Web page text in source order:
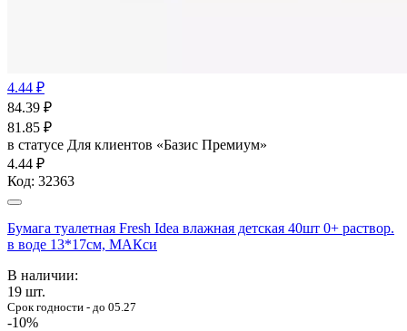
4.44 ₽
84.39 ₽
81.85 ₽
в статусе Для клиентов «Базис Премиум»
4.44 ₽
Код: 32363
Бумага туалетная Fresh Idea влажная детская 40шт 0+ раствор.
в воде 13*17см, МАКси
В наличии:
19 шт.
Срок годности - до 05.27
-10%